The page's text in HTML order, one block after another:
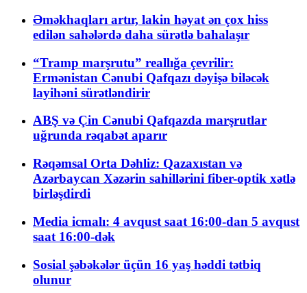
Əməkhaqları artır, lakin həyat ən çox hiss
edilən sahələrdə daha sürətlə bahalaşır
“Tramp marşrutu” reallığa çevrilir:
Ermənistan Cənubi Qafqazı dəyişə biləcək
layihəni sürətləndirir
ABŞ və Çin Cənubi Qafqazda marşrutlar
uğrunda rəqabət aparır
Rəqəmsal Orta Dəhliz: Qazaxıstan və
Azərbaycan Xəzərin sahillərini fiber-optik xətlə
birləşdirdi
Media icmalı: 4 avqust saat 16:00-dan 5 avqust
saat 16:00-dək
Sosial şəbəkələr üçün 16 yaş həddi tətbiq
olunur